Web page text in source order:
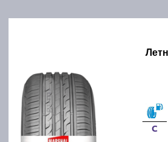
C